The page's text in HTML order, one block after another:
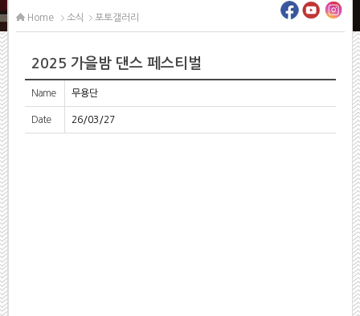
Home 소식 포토갤러리
2025 가을밤 댄스 페스티벌
Name 무용단
Date 26/03/27